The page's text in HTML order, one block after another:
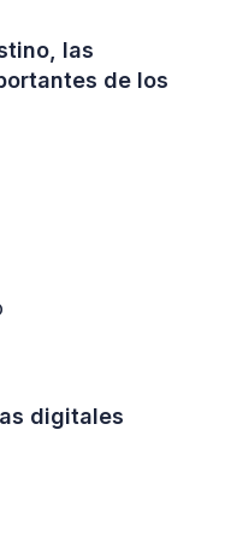
las
de los
digitales